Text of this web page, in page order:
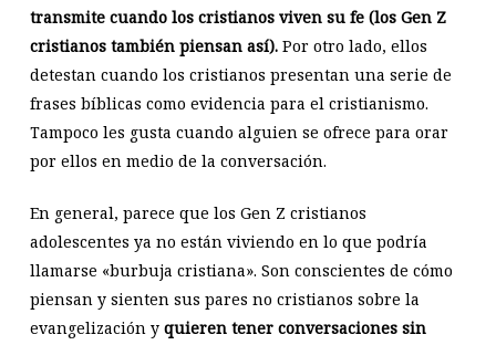
transmite cuando los cristianos viven su fe (los Gen Z
cristianos también piensan así).Por otro lado, ellos
detestan cuando los cristianos presentan una serie de
frases bíblicas como evidencia para el cristianismo.
Tampoco les gusta cuando alguien se ofrece para orar
por ellos en medio de la conversación.
En general, parece que los Gen Z cristianos
adolescentes ya no están viviendo en lo que podría
llamarse «burbuja cristiana». Son conscientes de cómo
piensan y sienten sus pares no cristianos sobre la
evangelización y quieren tener conversaciones sin